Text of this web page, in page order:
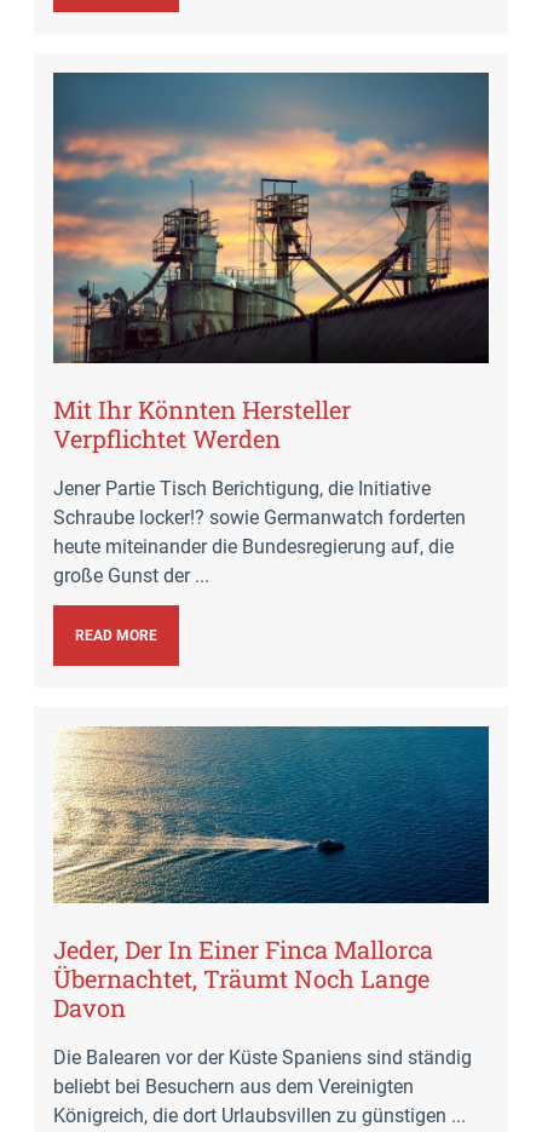
Mit Ihr Könnten Hersteller
Verpflichtet Werden
Jener Partie Tisch Berichtigung, die Initiative
Schraube locker!? sowie Germanwatch forderten
heute miteinander die Bundesregierung auf, die
große Gunst der ...
READ MORE
Jeder, Der In Einer Finca Mallorca
Übernachtet, Träumt Noch Lange
Davon
Die Balearen vor der Küste Spaniens sind ständig
beliebt bei Besuchern aus dem Vereinigten
Königreich, die dort Urlaubsvillen zu günstigen ...